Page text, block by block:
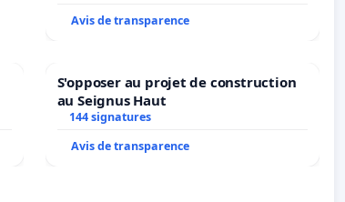
Avis de transparence
S'opposer au projet de construction
au Seignus Haut
144 signatures
Avis de transparence